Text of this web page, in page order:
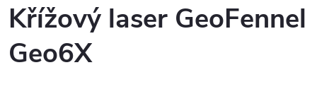
Křížový laser GeoFennel
Geo6X